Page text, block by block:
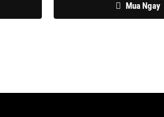
Mua Ngay